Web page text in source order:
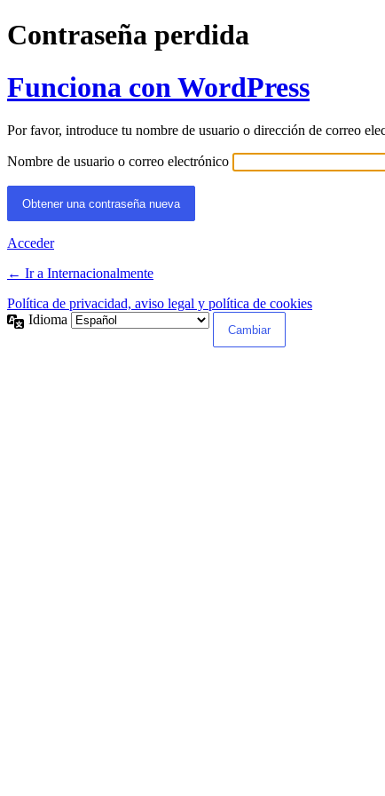
Contraseña perdida
Funciona con WordPress
Por favor, introduce tu nombre de usuario o dirección de correo
Nombre de usuario o correo electrónico
Acceder
← Ir a Internacionalmente
Política de privacidad, aviso legal y política de cookies
Idioma